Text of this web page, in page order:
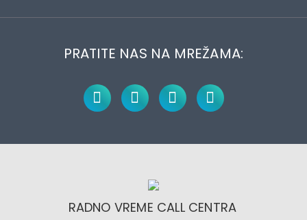
PRATITE NAS NA MREŽAMA:
RADNO VREME CALL CENTRA